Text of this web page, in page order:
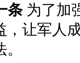
条为了加
，让军人